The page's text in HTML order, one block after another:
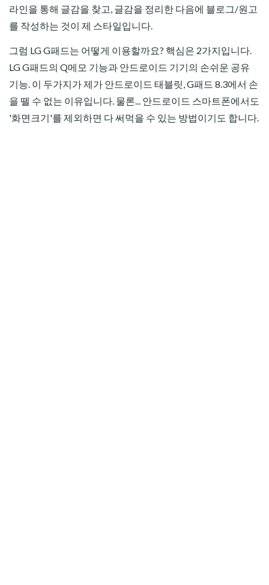
라인을 통해 글감을 찾고, 글감을 정리한 다음에 블로그/원고
를 작성하는 것이 제 스타일입니다.
그럼 LG G패드는 어떻게 이용할까요? 핵심은 2가지입니다.
LG G패드의 Q메모 기능과 안드로이드 기기의 손쉬운 공유
기능. 이 두가지가 제가 안드로이드 태블릿, G패드 8.3에서 손
을 뗄 수 없는 이유입니다. 물론... 안드로이드 스마트폰에서도
'화면크기'를 제외하면 다 써먹을 수 있는 방법이기도 합니다.